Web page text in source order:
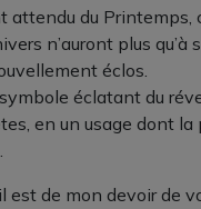
du
n’auront plus
éclos.
éclatant du
en un usage dont
de mon devoir de